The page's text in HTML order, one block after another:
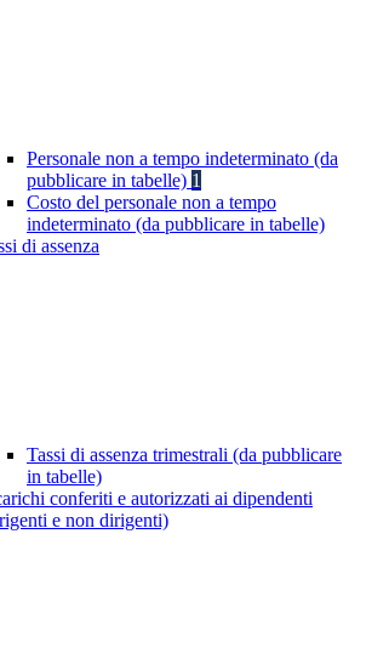
Personale non a tempo indeterminato (da
pubblicare in tabelle) 1
Costo del personale non a tempo
indeterminato (da pubblicare in tabelle)
di assenza
Tassi di assenza trimestrali (da pubblicare
in tabelle)
conferiti e autorizzati ai dipendenti
e non dirigenti)